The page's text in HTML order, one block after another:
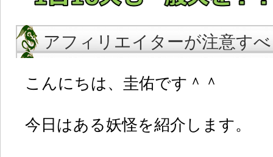
アフィリエイターが注意す
こんにちは、圭佑です＾＾
今日はある妖怪を紹介します。